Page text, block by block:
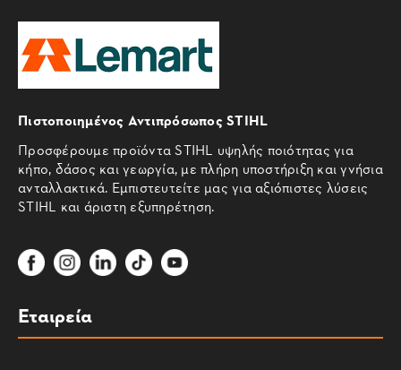
Πιστοποιημένος Αντιπρόσωπος STIHL
Προσφέρουμε προϊόντα STIHL υψηλής ποιότητας για
κήπο, δάσος και γεωργία, με πλήρη υποστήριξη και γνήσια
ανταλλακτικά. Εμπιστευτείτε μας για αξιόπιστες λύσεις
STIHL και άριστη εξυπηρέτηση.
Εταιρεία